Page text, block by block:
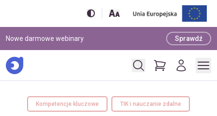
Nowe darmowe webinary Sprawdź
Kompetencje kluczowe TIK i nauczanie zdalne